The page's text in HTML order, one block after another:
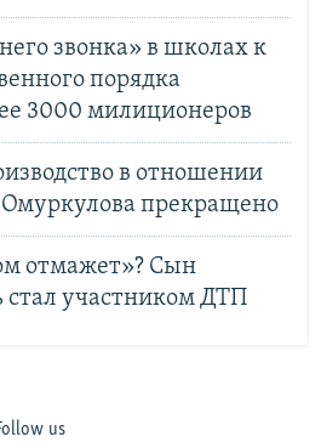
звонка» в школах к
порядка
3000 милиционеров
в отношении
прекращено
отмажет»? Сын
стал участником ДТП
us